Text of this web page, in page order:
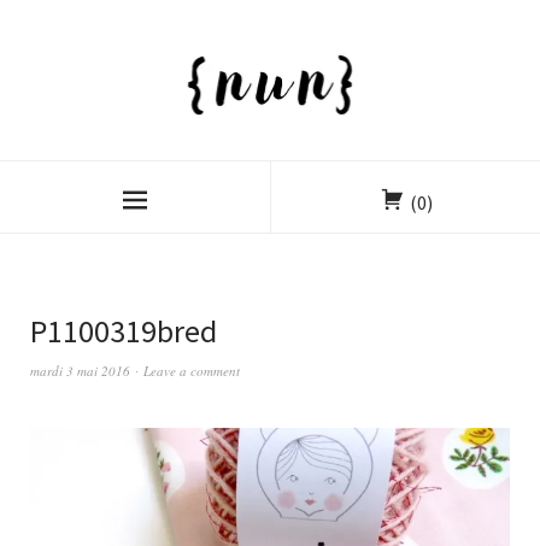
(0)
P1100319bred
mardi 3 mai 2016 Leave a comment